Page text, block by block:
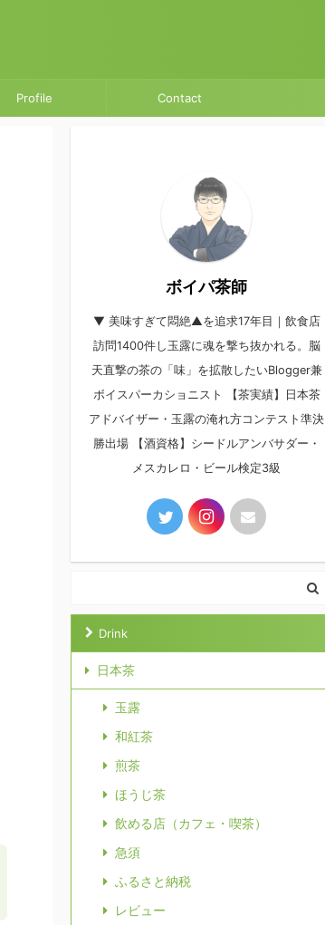
Profile Contact
ボイパ茶師
▼ 美味すぎて悶絶▲を追求17年目｜飲食店
訪問1400件し玉露に魂を撃ち抜かれる。脳
天直撃の茶の「味」を拡散したいBlogger兼
ボイスパーカショニスト 【茶実績】日本茶
アドバイザー・玉露の淹れ方コンテスト準決
勝出場 【酒資格】シードルアンバサダー・
メスカレロ・ビール検定3級
Drink
日本茶
玉露
和紅茶
煎茶
ほうじ茶
飲める店（カフェ・喫茶）
急須
ふるさと納税
レビュー